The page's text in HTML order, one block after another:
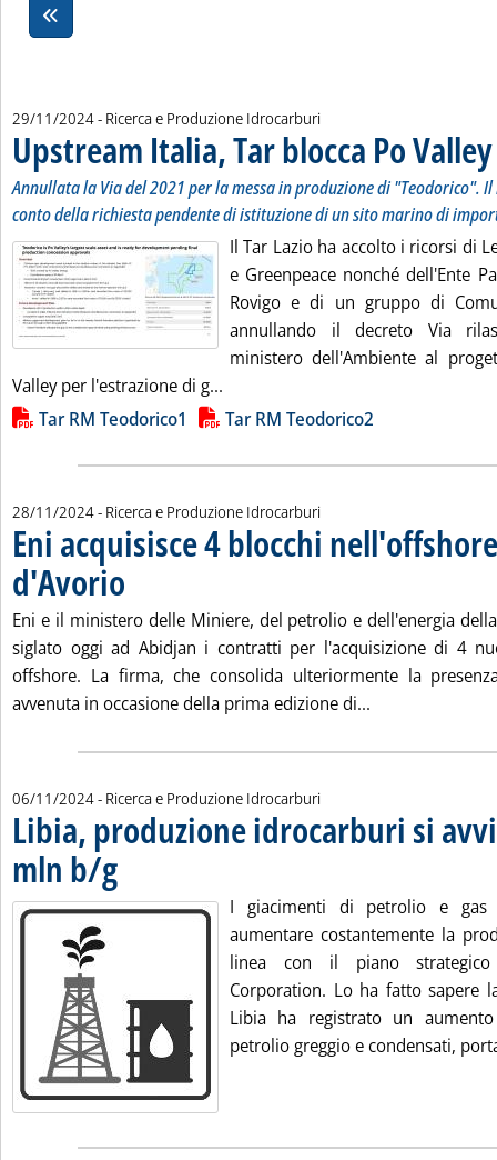
29/11/2024- Ricerca e Produzione Idrocarburi
Upstream Italia, Tar blocca Po
Annullata la Via del 2021 per la messa in produzione di "Teodorico".
conto della richiesta pendente di istituzione di un sito marino di
Il Tar Lazio ha accolto i ricorsi di
e Greenpeace nonché dell'Ente
Rovigo e di un gruppo di
annullando il decreto Via
ministero dell'Ambiente al
Valley per l'estrazione di g...
Lista allegati PDF alla notizia
Tar RM Teodorico1 Tar RM Teodorico2
28/11/2024- Ricerca e Produzione Idrocarburi
Eni acquisisce 4 blocchi
d'Avorio
Eni e il ministero delle Miniere, del petrolio e dell'energia
siglato oggi ad Abidjan i contratti per l'acquisizione di 4
offshore. La firma, che consolida ulteriormente la
avvenuta in occasione della prima edizione di...
06/11/2024- Ricerca e Produzione Idrocarburi
Libia, produzione idrocarburi si
mln b/g. Pubblicata mercoledì 06 novembre 2024 alle 12.1.
I giacimenti di petrolio e gas
aumentare costantemente la
linea con il piano
Corporation. Lo ha fatto sapere
Libia ha registrato un
petrolio greggio e condensati,